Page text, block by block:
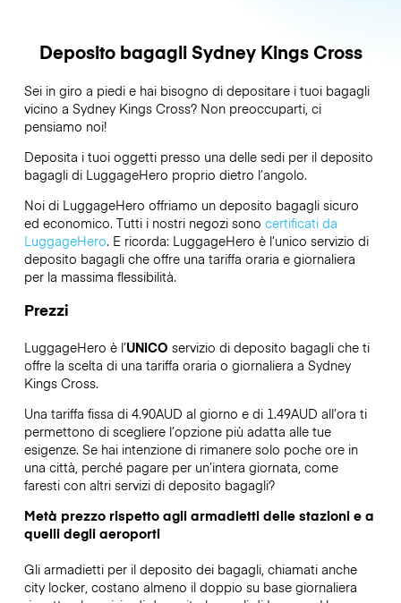
Deposito bagagli Sydney Kings Cross
Sei in giro a piedi e hai bisogno di depositare i tuoi bagagli
vicino a Sydney Kings Cross? Non preoccuparti, ci
pensiamo noi!
Deposita i tuoi oggetti presso una delle sedi per il deposito
bagagli di LuggageHero proprio dietro l’angolo.
Noi di LuggageHero offriamo un deposito bagagli sicuro
ed economico. Tutti i nostri negozi sono certificati da
LuggageHero. E ricorda: LuggageHero è l’unico servizio di
deposito bagagli che offre una tariffa oraria e giornaliera
per la massima flessibilità.
Prezzi
LuggageHero è l’UNICO servizio di deposito bagagli che ti
offre la scelta di una tariffa oraria o giornaliera a Sydney
Kings Cross.
Una tariffa fissa di 4.90AUD al giorno e di 1.49AUD all’ora ti
permettono di scegliere l’opzione più adatta alle tue
esigenze. Se hai intenzione di rimanere solo poche ore in
una città, perché pagare per un’intera giornata, come
faresti con altri servizi di deposito bagagli?
Metà prezzo rispetto agli armadietti delle stazioni e a
quelli degli aeroporti
Gli armadietti per il deposito dei bagagli, chiamati anche
city locker, costano almeno il doppio su base giornaliera